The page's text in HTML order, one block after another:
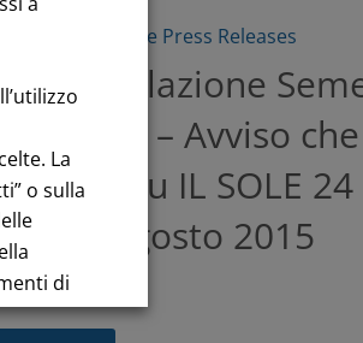
Price Sensitive Press Releases
Relazione
2015 – Avviso
su IL SOLE 24
19 agosto 2015
18, 2015
La
o sulla
di